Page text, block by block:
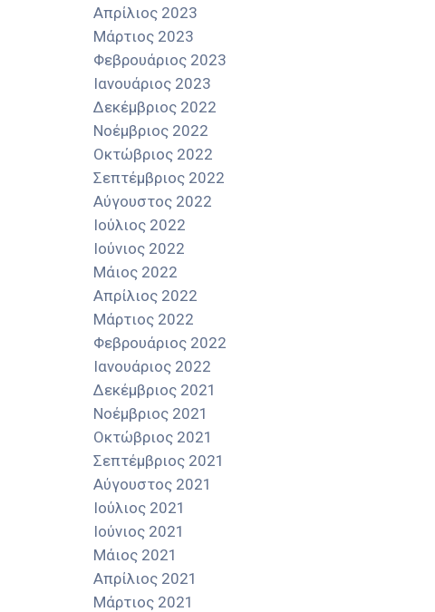
Απρίλιος 2023
Μάρτιος 2023
Φεβρουάριος 2023
Ιανουάριος 2023
Δεκέμβριος 2022
Νοέμβριος 2022
Οκτώβριος 2022
Σεπτέμβριος 2022
Αύγουστος 2022
Ιούλιος 2022
Ιούνιος 2022
Μάιος 2022
Απρίλιος 2022
Μάρτιος 2022
Φεβρουάριος 2022
Ιανουάριος 2022
Δεκέμβριος 2021
Νοέμβριος 2021
Οκτώβριος 2021
Σεπτέμβριος 2021
Αύγουστος 2021
Ιούλιος 2021
Ιούνιος 2021
Μάιος 2021
Απρίλιος 2021
Μάρτιος 2021